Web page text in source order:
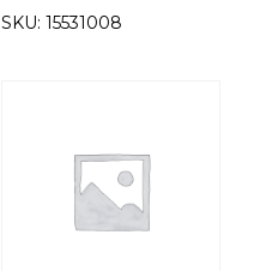
SKU: 15531008